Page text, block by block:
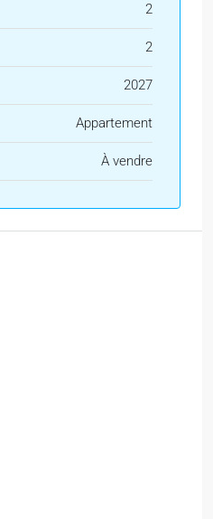
2
2
2027
Appartement
À vendre